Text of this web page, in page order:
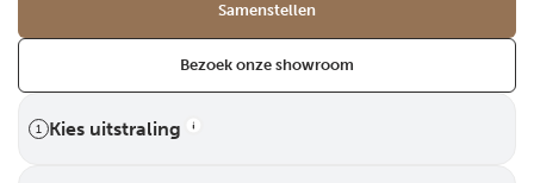
Samenstellen
Bezoek onze showroom
1 Kies uitstraling